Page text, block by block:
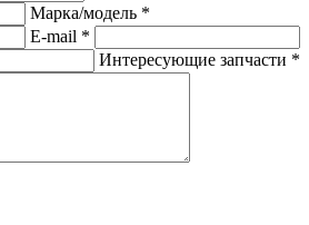
Марка/модель *
E-mail *
Интересующие запчасти *